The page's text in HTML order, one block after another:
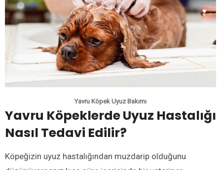
Yavru Köpek Uyuz Bakımı
Yavru Köpeklerde Uyuz Hastalığı
Nasıl Tedavi Edilir?
Köpeğizin uyuz hastalığından muzdarip olduğunu